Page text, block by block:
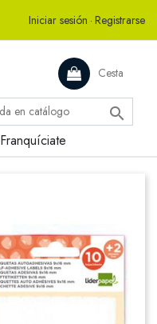
Iniciar sesión · Registrarse
Cesta

Franquíciate